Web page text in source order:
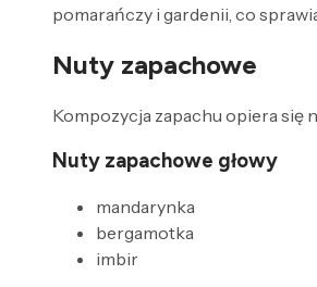
pomarańczy i gardenii, co
Nuty zapachowe
Kompozycja zapachu opiera się
Nuty zapachowe głowy
mandarynka
bergamotka
imbir